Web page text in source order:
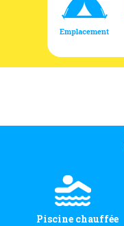
Piscine chauffée